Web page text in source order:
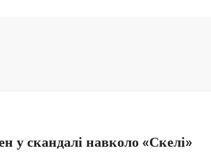
у скандалі навколо «Скелі»